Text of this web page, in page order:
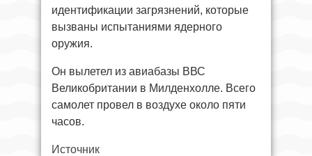
идентификации загрязнений, которые
вызваны испытаниями ядерного
оружия.
Он вылетел из авиабазы ВВС
Великобритании в Милденхолле. Всего
самолет провел в воздухе около пяти
часов.
Источник